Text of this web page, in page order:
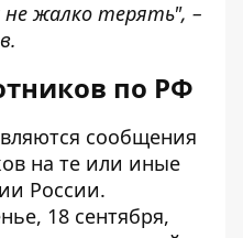
жалко терять", –
по РФ
сообщения
на те или иные
России.
18 сентября,